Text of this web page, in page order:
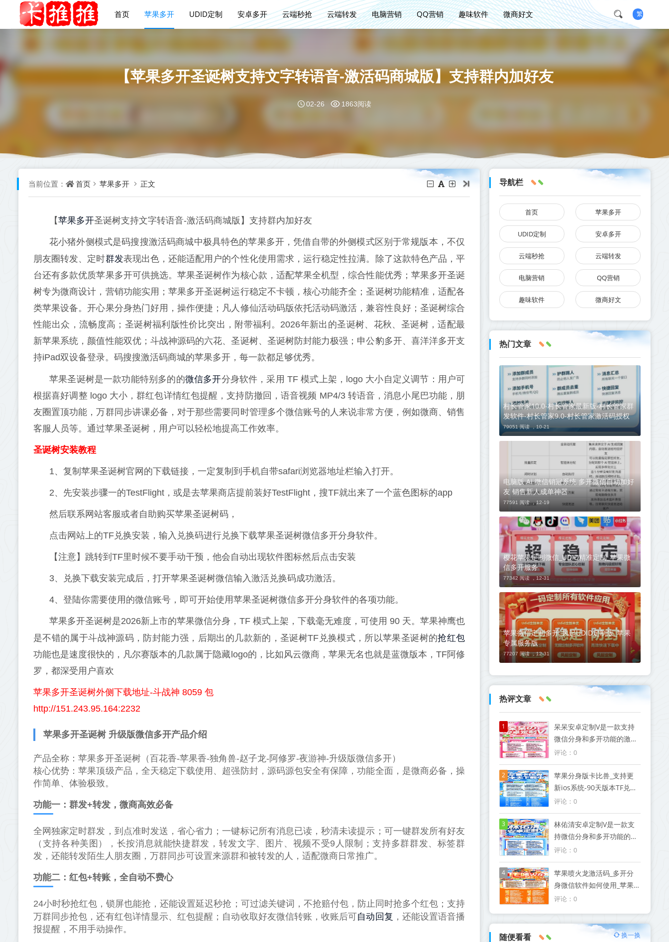
首页 苹果多开 UDID定制 安卓多开 云端秒抢 云端转发 电脑营销 QQ营销 趣味软件 微商好文 繁
【苹果多开圣诞树支持文字转语音-激活码商城版】支持群内加好友
02-26 1863阅读
当前位置： 首页 苹果多开 正文
【苹果多开圣诞树支持文字转语音-激活码商城版】支持群内加好友
花小猪外侧模式是码搜搜激活码商城中极具特色的苹果多开，凭借自带的外侧模式区别于常规版本，不仅
朋友圈转发、定时群发表现出色，还能适配用户的个性化使用需求，运行稳定性拉满。除了这款特色产品，平
台还有多款优质苹果多开可供挑选。苹果圣诞树作为核心款，适配苹果全机型，综合性能优秀；苹果多开圣诞
树专为微商设计，营销功能实用；苹果多开圣诞树运行稳定不卡顿，核心功能齐全；圣诞树功能精准，适配各
类苹果设备。开心果分身热门好⽤，操作便捷；凡人修仙活动码版依托活动码激活，兼容性良好；圣诞树综合
性能出众，流畅度高；圣诞树福利版性价比突出，附带福利。2026年新出的圣诞树、花秋、圣诞树，适配最
新苹果系统，颜值性能双优；斗战神源码的六花、圣诞树、圣诞树防封能力极强；申公豹多开、喜洋洋多开支
持iPad双设备登录。码搜搜激活码商城的苹果多开，每一款都足够优秀。
苹果圣诞树是一款功能特别多的的微信多开分身软件，采用 TF 模式上架，logo 大小自定义调节：用户可
根据喜好调整 logo 大小，群红包详情红包提醒，支持防撤回，语音视频 MP4/3 转语音，消息小尾巴功能，朋
友圈置顶功能，万群同步讲课必备，对于那些需要同时管理多个微信账号的人来说非常方便，例如微商、销售
客服人员等。通过苹果圣诞树，用户可以轻松地提高工作效率。
圣诞树安装教程
1、复制苹果圣诞树官网的下载链接，一定复制到手机自带safari浏览器地址栏输入打开。
2、先安装步骤一的TestFlight，或是去苹果商店提前装好TestFlight，搜TF就出来了一个蓝色图标的app
然后联系网站客服或者自助购买苹果圣诞树码，
点击网站上的TF兑换安装，输入兑换码进行兑换下载苹果圣诞树微信多开分身软件。
【注意】跳转到TF里时候不要手动干预，他会自动出现软件图标然后点击安装
3、兑换下载安装完成后，打开苹果圣诞树微信输入激活兑换码成功激活。
4、登陆你需要使用的微信账号，即可开始使用苹果圣诞树微信多开分身软件的各项功能。
苹果多开圣诞树是2026新上市的苹果微信分身，TF 模式上架，下载毫无难度，可使用 90 天。苹果神鹰也
是不错的属于斗战神源码，防封能力强，后期出的几款新的，圣诞树TF兑换模式，所以苹果圣诞树的抢红包
功能也是速度很快的，凡尔赛版本的几款属于隐藏logo的，比如风云微商，苹果无名也就是蓝微版本，TF阿修
罗，都深受用户喜欢
苹果多开圣诞树外侧下载地址-斗战神 8059 包
http://151.243.95.164:2232
苹果多开圣诞树 升级版微信多开产品介绍
产品全称：苹果多开圣诞树（百花香-苹果香-独角兽-赵子龙-阿修罗-夜游神-升级版微信多开）
核心优势：苹果顶级产品，全天稳定下载使用、超强防封，源码源包安全有保障，功能全面，是微商必备，操
作简单、体验极致。
功能一：群发+转发，微商高效必备
全网独家定时群发，到点准时发送，省心省力；一键标记所有消息已读，秒清未读提示；可一键群发所有好友
（支持各种美图），长按消息就能快捷群发，转发文字、图片、视频不受9人限制；支持多群群发、标签群
发，还能转发陌生人朋友圈，万群同步可设置来源群和被转发的人，适配微商日常推广。
功能二：红包+转账，全自动不费心
24小时秒抢红包，锁屏也能抢，还能设置延迟秒抢；可过滤关键词，不抢赔付包，防止同时抢多个红包；支持
万群同步抢包，还有红包详情显示、红包提醒；自动收取好友微信转账，收账后可自动回复 ，还能设置语音播
报提醒，不用手动操作。
导航栏
首页 苹果多开
UDID定制 安卓多开
云端秒抢 云端转发
电脑营销 QQ营销
趣味软件 微商好文
热门文章
村长管家10.0-村长管家最新版-村长管家群
发软件-村长管家9.0-村长管家激活码授权
79051 阅读 ，10-21
电脑版 Ai 微信销冠系统 多开微信自动加好
友 销售新人成单神器
77591 阅读 ，12-19
樱花苹果定制微信_UDID精准定制_苹果微
信多开服务
77342 阅读 ，12-31
苹果微信定制多开_风起UDID定制版_苹果
专属服务版
77207 阅读 ，12-31
热评文章
1
呆呆安卓定制V是一款支持
微信分身和多开功能的激活
码软件
评论：0
2
苹果分身版卡比兽_支持更
新ios系统-90天版本TF兑换
模式微信
评论：0
3
林佑清安卓定制V是一款支
持微信分身和多开功能的激
活码软件
评论：0
4
苹果喷火龙激活码_多开分
身微信软件如何使用_苹果
喷火龙官网
评论：0
随便看看 换一换